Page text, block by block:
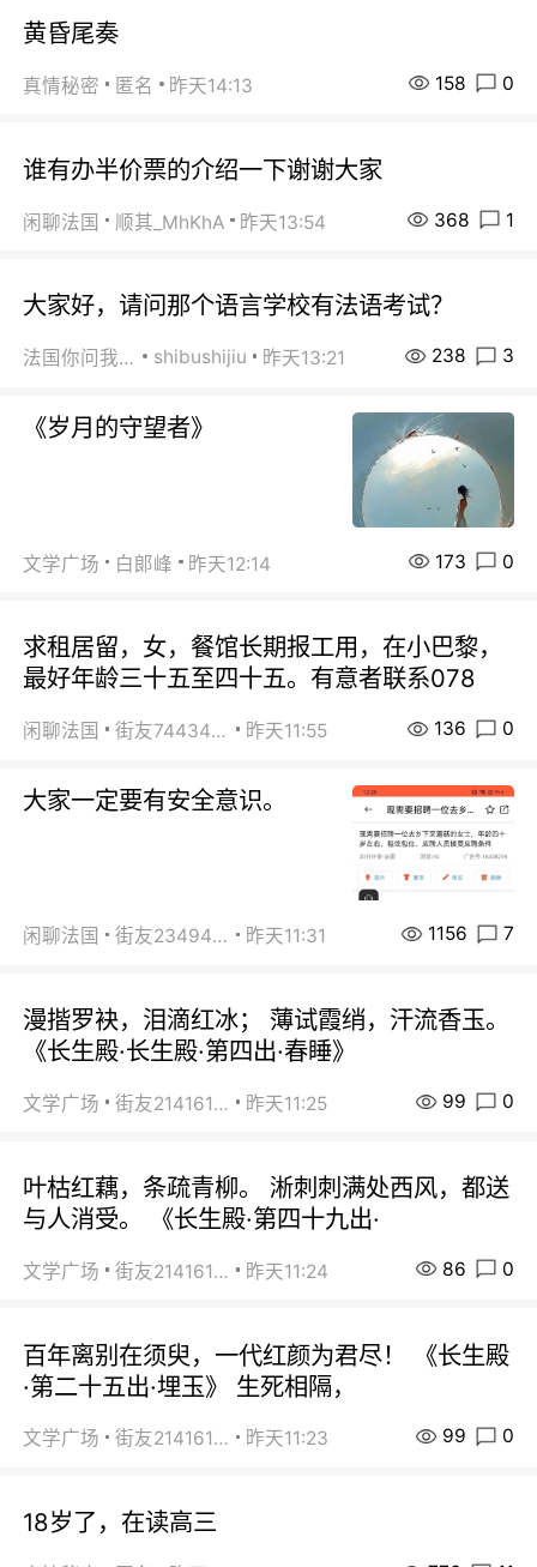
黄昏尾奏
真情秘密 匿名 昨天14:13 158 0
谁有办半价票的介绍一下谢谢大家
闲聊法国 顺其_MhKhA 昨天13:54 368 1
大家好，请问那个语言学校有法语考试？
法国你问我答 shibushijiu 昨天13:21 238 3
《岁月的守望者》
文学广场 白郞峰 昨天12:14 173 0
求租居留，女，餐馆长期报工用，在小巴黎，
最好年龄三十五至四十五。有意者联系078
闲聊法国 街友74434350 昨天11:55 136 0
大家一定要有安全意识。
闲聊法国 街友23494008 昨天11:31 1156 7
漫揩罗袂，泪滴红冰； 薄试霞绡，汗流香玉。
《长生殿·长生殿·第四出·春睡》
文学广场 街友21416156 昨天11:25 99 0
叶枯红藕，条疏青柳。 淅刺刺满处西风，都送
与人消受。 《长生殿·第四十九出·
文学广场 街友21416156 昨天11:24 86 0
百年离别在须臾，一代红颜为君尽！ 《长生殿
·第二十五出·埋玉》 生死相隔，
文学广场 街友21416156 昨天11:23 99 0
18岁了，在读高三